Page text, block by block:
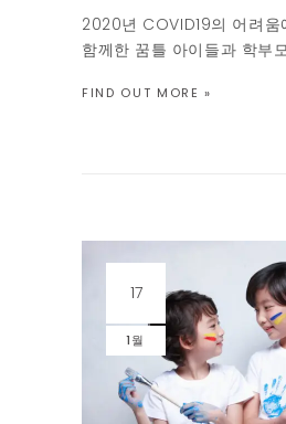
2020년 COVID19의 어려움
함께한 꿈틀 아이들과 학부
이합니다. 학원계단을 힘들
FIND OUT MORE »
17
1월